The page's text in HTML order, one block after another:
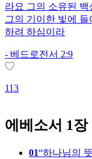
라요 그의 소유된
그의 기이한 빛에
하려 하심이라
- 베드로전서 2:9
113
에베소서 1장
01 하나님의